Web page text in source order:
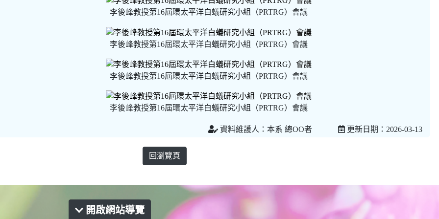
李後峰教授第16屆環太平洋白蟻研究小組（PRTRG）會議
李後峰教授第16屆環太平洋白蟻研究小組（PRTRG）會議
李後峰教授第16屆環太平洋白蟻研究小組（PRTRG）會議
李後峰教授第16屆環太平洋白蟻研究小組（PRTRG）會議
資料維護人：本系 總OO者 更新日期：2026-03-13
回瀏覽頁
開啟網站導覽